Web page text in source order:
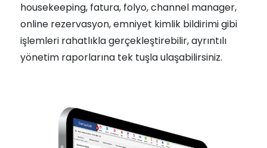
housekeeping, fatura, folyo, channel manager,
online rezervasyon, emniyet kimlik bildirimi gibi
işlemleri rahatlıkla gerçekleştirebilir, ayrıntılı
yönetim raporlarına tek tuşla ulaşabilirsiniz.